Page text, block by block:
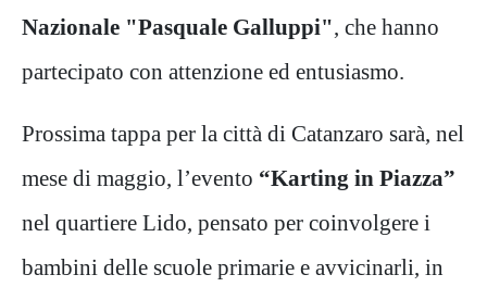
Nazionale "Pasquale Galluppi", che hanno
partecipato con attenzione ed entusiasmo.
Prossima tappa per la città di Catanzaro sarà, nel
mese di maggio, l’evento “Karting in Piazza”
nel quartiere Lido, pensato per coinvolgere i
bambini delle scuole primarie e avvicinarli, in